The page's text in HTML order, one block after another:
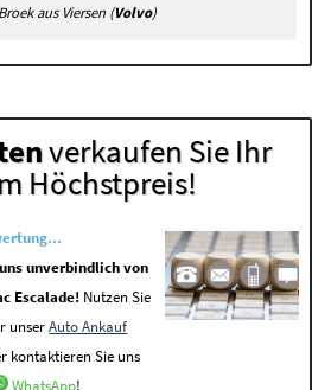
aus Viersen (Volvo)
verkaufen Sie Ihr
Höchstpreis!
unverbindlich von
Escalade! Nutzen Sie
unserAuto Ankauf
kontaktieren Sie uns
WhatsApp!